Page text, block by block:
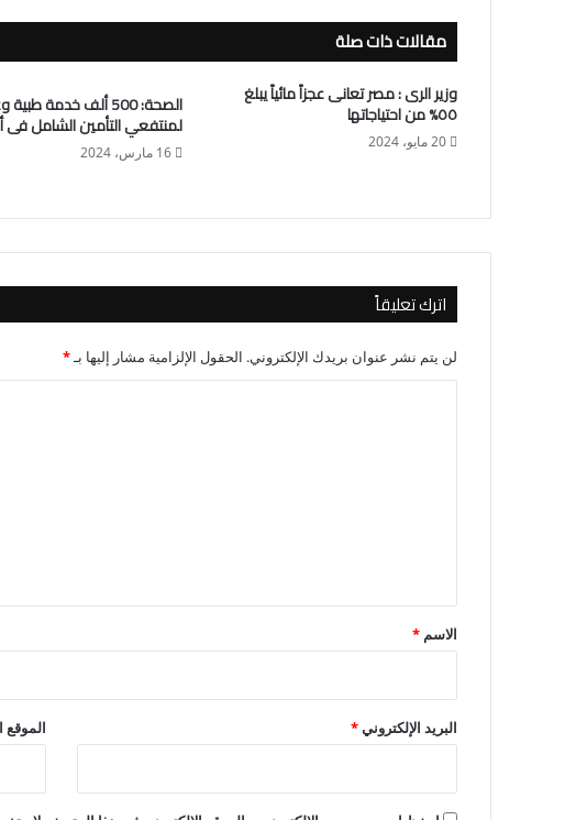
مقالات ذات صلة
وزير الرى : مصر تعانى عجزاً مائياً يبلغ
٥٥% من احتياجاتها
20 مايو، 2024
الصحة: 500 ألف خدمة
لمنتفعي التأمين الشامل فى
16 مارس، 2024
اترك تعليقاً
لن يتم نشر عنوان بريدك الإلكتروني. الحقول الإلزامية مشار إليها بـ*
*
الاسم *
البريد الإلكتروني* الموقع